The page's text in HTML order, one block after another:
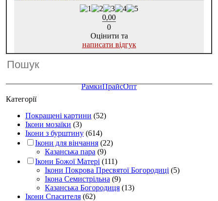
0,00
0
Оцінити та
написати відгук
РамкиПрайсОпт
Категорії
Покращені картини (52)
Ікони мозаїки (3)
Ікони з бурштину (614)
Ікони для вінчання (22)
Казанська пара (9)
Ікони Божої Матері (111)
Ікони Покрова Пресвятої Богородиці (5)
Ікона Семистрільна (9)
Казанська Богородиця (13)
Ікони Спасителя (62)